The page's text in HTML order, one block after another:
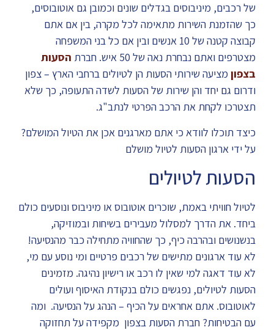
של רכבים, מיניבוסים בגדלים שונים וכמובן גם אוטובוסים,
כך שהזמנת השירות מתאימה לכל מקרה, בין אם אתם
קבוצה קטנה של 10 אנשים ובין אם כל בני המשפחה
מצטרפים ואתם נבחרת נאה של 50 איש. חברת
הסעות
בצפון מציעה שירותי הסעות הן לטיולים ברחבי הארץ – צפון
ודרום גם יחד והן שירות של הסעות לשדה התעופה, כך שלא
תצטרכו לקחת את הרכב הפרטי לנתב"ג.
כיצד תוכלו לוודא כי אתם מארגנים אכן את הטיול המושלם?
על ידי ארגון הסעות לטיול מושלם
הסעות לטיולים
לטיול חוויתי באמת, שוכרים אוטובוס או מיניבוס ונוסעים כולם
ביחד. את הדרך למסלול מעבירים בשיחות ובמוזיקה,
בנשנושים ובהרבה כיף, כך שהחוויה מתחילה כבר מהנסיעה!
לא עוד ארגונים מתישים של רכבים פרטיים ומי נוסע עם מי,
לא עוד דאגה למי שאין לו רכב או רישיון נהיגה. מזמינים
הסעות לטיולים, נפגשים כולם בנקודת האיסוף ועולים
לאוטובוס. אתם אחראים על הכיף – הנהג על הנסיעה. ומה
עם הבטיחות? חברת הסעות בצפון מקפידה על תחזוקה